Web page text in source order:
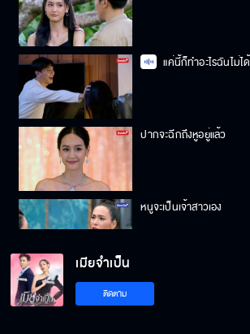
แค่นี้ก็ทำอะไรฉันไม่ได้
ปากจะฉีกถึงหูอยู่แล้ว
หนูจะเป็นเจ้าสาวเอง
ห้ามทำอะไรฉันนะ
เมียจำเป็น
ติดตาม